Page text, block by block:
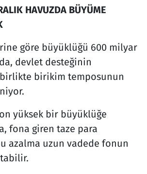
HAVUZDA BÜYÜME
göre büyüklüğü 600 milyar
devlet desteğinin
birlikte birikim temposunun
yüksek bir büyüklüğe
fona giren taze para
azalma uzun vadede fonun